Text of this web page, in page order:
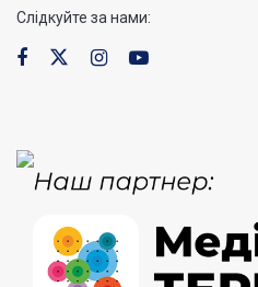
Слідкуйте за нами: